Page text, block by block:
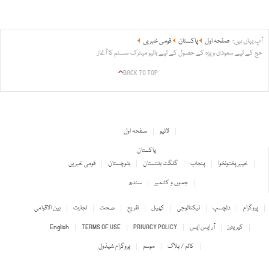
آپ یہاں ہیں: صفحہ اول پاکستان
قومی خبریں
حج کے لیے سعودی ویزہ کے حصول کے لیے بائیو میٹرک سسٹم کا آغاز
BACK TO TOP
صفحہ اول
لائیو
پاکستان
قومی خبریں
بلوچستان گلگت بلتستان پنجاب
خیبر پختونخوا
سندھ
جموں و کشمیر
بین الاقوامی تجارت صحت تفریح کھیل ٹیکنالوجی دلچسپ
پروگرام
English
TERMS OF USE PRIVACY POLICY آر ایس ایس
کیریئرز
پروگرام شیڈول
موسم کالم / بلاگ